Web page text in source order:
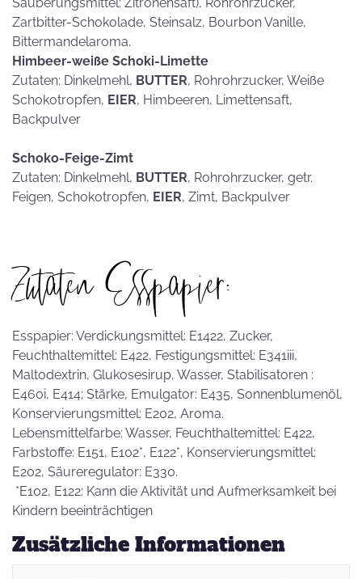
Zartbitter-Schokolade, Steinsalz, Bourbon Vanille,
Bittermandelaroma.
Himbeer-weiße Schoki-Limette
Zutaten: Dinkelmehl, BUTTER, Rohrohrzucker, Weiße
Schokotropfen, EIER, Himbeeren, Limettensaft,
Backpulver
Schoko-Feige-Zimt
Zutaten: Dinkelmehl, BUTTER, Rohrohrzucker, getr.
Feigen, Schokotropfen, EIER, Zimt, Backpulver
Zutaten Esspapier:
Esspapier: Verdickungsmittel: E1422, Zucker,
Feuchthaltemittel: E422, Festigungsmittel: E341iii,
Maltodextrin, Glukosesirup, Wasser, Stabilisatoren :
E460i, E414; Stärke, Emulgator: E435, Sonnenblumenöl,
Konservierungsmittel: E202, Aroma.
Lebensmittelfarbe: Wasser, Feuchthaltemittel: E422,
Farbstoffe: E151, E102*, E122*, Konservierungsmittel:
E202, Säureregulator: E330.
*E102, E122: Kann die Aktivität und Aufmerksamkeit bei
Kindern beeinträchtigen
Zusätzliche Informationen